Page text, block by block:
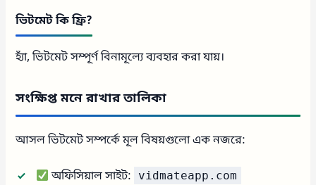
ভিটমেট কি ফ্রি?
হ্যাঁ, ভিটমেট সম্পূর্ণ বিনামূল্যে ব্যবহার করা যায়।
সংক্ষিপ্ত মনে রাখার তালিকা
আসল ভিটমেট সম্পর্কে মূল বিষয়গুলো এক নজরে:
অফিসিয়াল সাইট: vidmateapp.com